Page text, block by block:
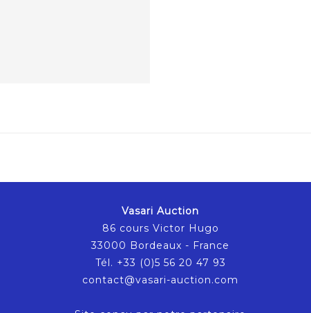
Vasari Auction
86 cours Victor Hugo
33000 Bordeaux - France
Tél. +33 (0)5 56 20 47 93
contact@vasari-auction.com